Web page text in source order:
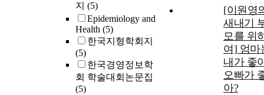
지 (5)
Epidemiology and
Health (5)
한국지형학회지
(5)
한국경영정보학
회 학술대회논문집
(5)
[이원영
새내기
모를 위
여] 엄마
내가 좋
오빠가
아?